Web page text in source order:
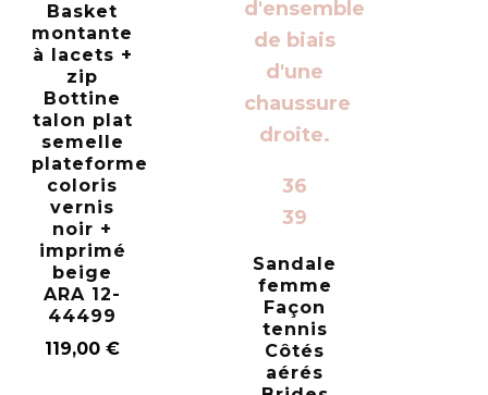
Basket
montante
à lacets +
zip
Bottine
talon plat
semelle
plateforme
coloris
vernis
noir +
imprimé
beige
ARA 12-
44499
119,00€
36
39
Sandale
femme
Façon
tennis
Côtés
aérés